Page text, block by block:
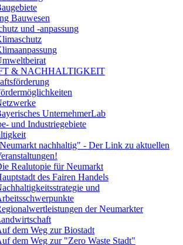
Bauwesen
und -anpassung
& NACHHALTIGKEIT
UnternehmerLab
und Industriegebiete
nachhaltig" - Der Link zu aktuellen
Realutopie für Neumarkt
des Fairen Handels
und
der Neumarkter
dem Weg zur Biostadt
dem Weg zur "Zero Waste Stadt"